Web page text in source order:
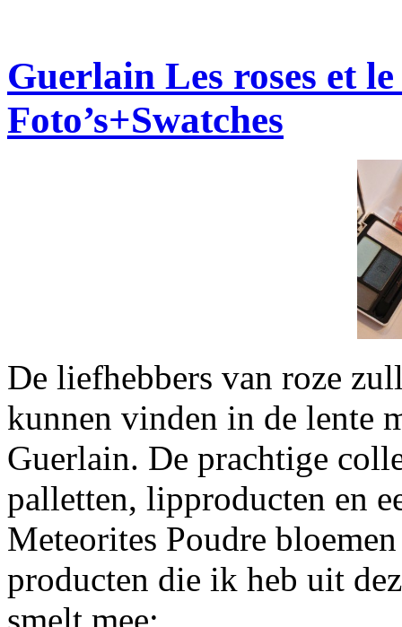
Guerlain Les roses et
Foto’s+Swatches
De liefhebbers van roze
kunnen vinden in de lente
Guerlain. De prachtige
palletten, lipproducten en
Meteorites Poudre
producten die ik heb uit
smelt mee: